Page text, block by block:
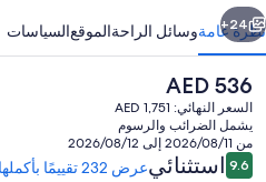
Fixer
Upper
Silos
Downtown
Baylor
التالي
24+
نظرة عامةوسائل الراحةالموقعالسياسات
السعر
الحالي
هو
AED
536
AED 536
السعر النهائي: AED 1,751
يشمل الضرائب والرسوم
من 2026/08/11 إلى 2026/08/12
التقييمات
9.69.6 من 10استثنائيعرض 232 تقييمًا بأكملها